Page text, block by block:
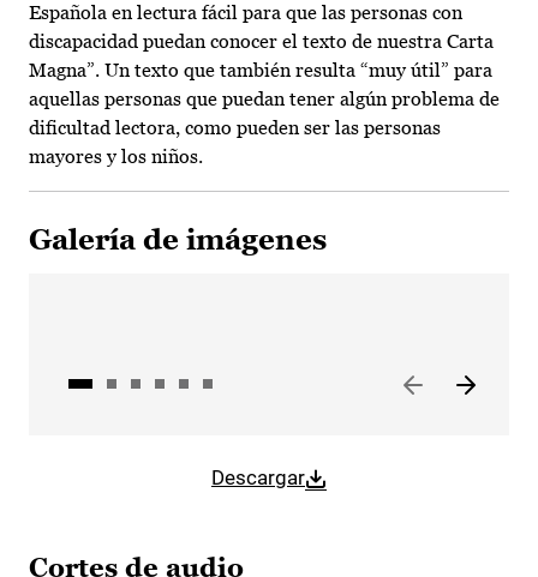
Española en lectura fácil para que las personas con
discapacidad puedan conocer el texto de nuestra Carta
Magna”. Un texto que también resulta “muy útil” para
aquellas personas que puedan tener algún problema de
dificultad lectora, como pueden ser las personas
mayores y los niños.
Galería de imágenes
Descargar
Cortes de audio